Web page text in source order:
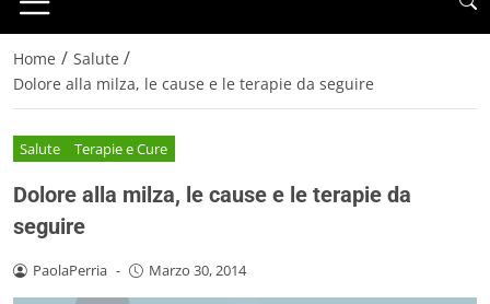
Home / Salute /
Dolore alla milza, le cause e le terapie da seguire
Salute Terapie e Cure
Dolore alla milza, le cause e le terapie da
seguire
PaolaPerria - Marzo 30, 2014